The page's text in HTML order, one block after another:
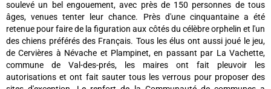
soulevé un bel engouement, avec près de 150 personnes de tous
âges, venues tenter leur chance. Près d'une cinquantaine a été
retenue pour faire de la figuration aux côtés du célèbre orphelin et l'un
des chiens préférés des Français. Tous les élus ont aussi joué le jeu,
de Cervières à Névache et Plampinet, en passant par La Vachette,
commune de Val-des-prés, les maires ont fait pleuvoir les
autorisations et ont fait sauter tous les verrous pour proposer des